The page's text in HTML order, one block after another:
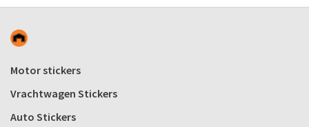
Motor stickers
Vrachtwagen Stickers
Auto Stickers